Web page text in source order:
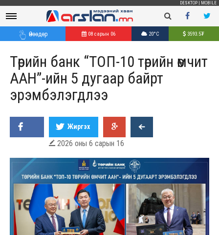
DESKTOP MOBILE
Өнөөдөр 08 сарын 06 20°C 3593.5₮
Төрийн банк “ТОП-10 төрийн өмчит
ААН”-ийн 5 дугаар байрт
эрэмбэлэгдлээ
Жиргэх
 2026 оны 6 сарын 16